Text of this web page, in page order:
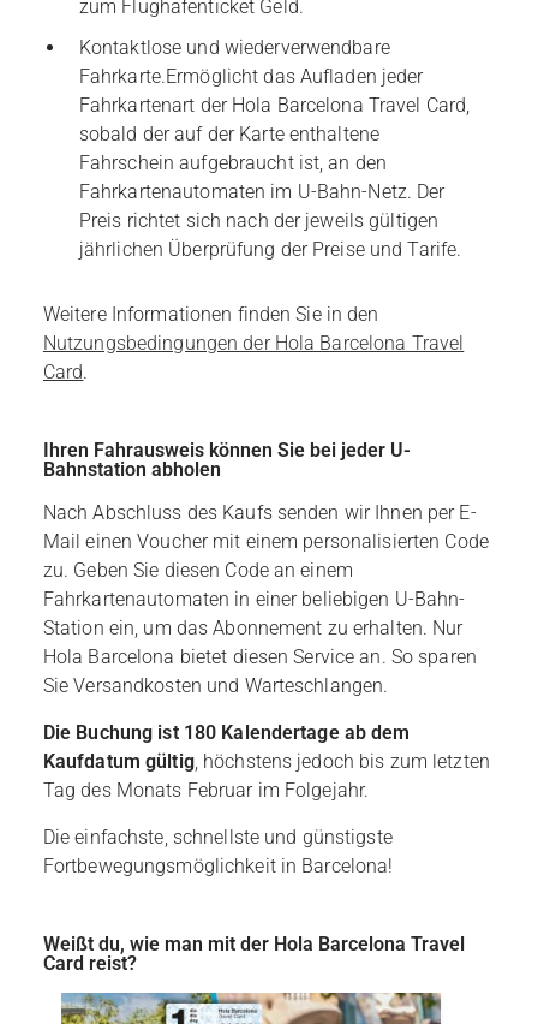
zum Flughafenticket Geld.
Kontaktlose und wiederverwendbare
Fahrkarte.Ermöglicht das Aufladen jeder
Fahrkartenart der Hola Barcelona Travel Card,
sobald der auf der Karte enthaltene
Fahrschein aufgebraucht ist, an den
Fahrkartenautomaten im U-Bahn-Netz. Der
Preis richtet sich nach der jeweils gültigen
jährlichen Überprüfung der Preise und Tarife.
Weitere Informationen finden Sie in den
Nutzungsbedingungen der Hola Barcelona Travel
Card.
Ihren Fahrausweis können Sie bei jeder U-
Bahnstation abholen
Nach Abschluss des Kaufs senden wir Ihnen per E-
Mail einen Voucher mit einem personalisierten Code
zu. Geben Sie diesen Code an einem
Fahrkartenautomaten in einer beliebigen U-Bahn-
Station ein, um das Abonnement zu erhalten. Nur
Hola Barcelona bietet diesen Service an. So sparen
Sie Versandkosten und Warteschlangen.
Die Buchung ist 180 Kalendertage ab dem
Kaufdatum gültig, höchstens jedoch bis zum letzten
Tag des Monats Februar im Folgejahr.
Die einfachste, schnellste und günstigste
Fortbewegungsmöglichkeit in Barcelona!
Weißt du, wie man mit der Hola Barcelona Travel
Card reist?